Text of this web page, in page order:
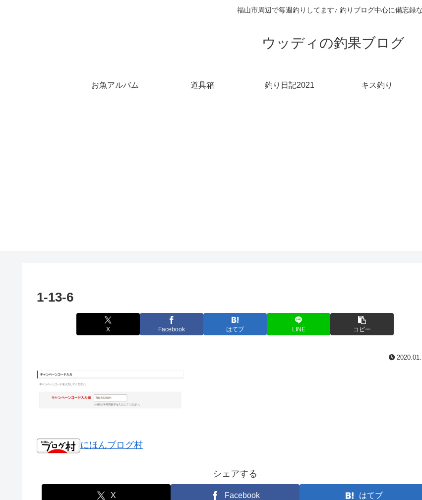
福山市周辺で毎週釣りしてます♪ 釣りブログ中心に備忘録
ウッディの釣果ブログ
お魚アルバム 道具箱 釣り日記2021 キス釣り
1-13-6
X Facebook はてブ LINE コピー
にほんブログ村
シェアする
X Facebook はてブ